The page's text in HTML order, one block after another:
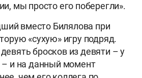
мы просто его поберегли».
вместо Билялова при
«сухую» игру подряд.
бросков из девяти – у
– и на данный момент